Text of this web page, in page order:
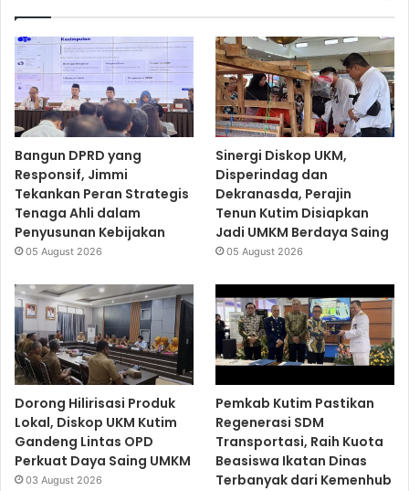
Bangun DPRD yang
Responsif, Jimmi
Tekankan Peran Strategis
Tenaga Ahli dalam
Penyusunan Kebijakan
05 August 2026
Sinergi Diskop UKM,
Disperindag dan
Dekranasda, Perajin
Tenun Kutim Disiapkan
Jadi UMKM Berdaya Saing
05 August 2026
Dorong Hilirisasi Produk
Lokal, Diskop UKM Kutim
Gandeng Lintas OPD
Perkuat Daya Saing UMKM
03 August 2026
Pemkab Kutim Pastikan
Regenerasi SDM
Transportasi, Raih Kuota
Beasiswa Ikatan Dinas
Terbanyak dari Kemenhub